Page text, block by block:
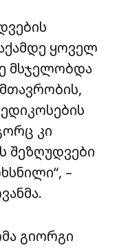
ყოველ
მსჯელობდა
კი
შეზღუდვები
–
გიორგი